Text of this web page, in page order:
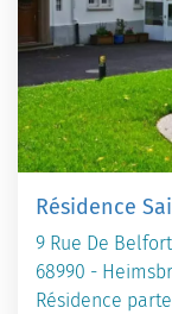
Résidence
9 Rue De Belfort
68990 -
Résidence